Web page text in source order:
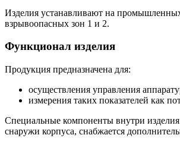
Изделия устанавливают на
взрывоопасных зон 1 и 2.
Функционал изделия
Продукция предназначена для:
осуществления управления
измерения таких показателей как
Специальные компоненты внутри изделия
снаружи корпуса, снабжается